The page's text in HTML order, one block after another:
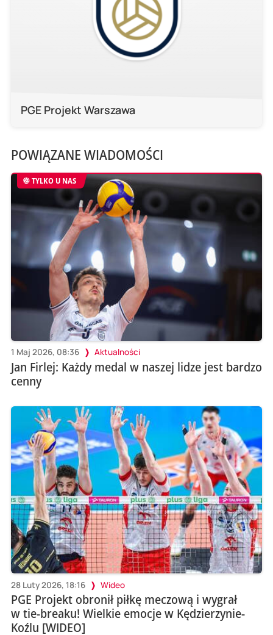
PGE Projekt Warszawa
POWIĄZANE WIADOMOŚCI
TYLKO U NAS
1 Maj 2026, 08:36 Aktualności
Jan Firlej: Każdy medal w naszej lidze jest bardzo
cenny
28 Luty 2026, 18:16 Wideo
PGE Projekt obronił piłkę meczową i wygrał
w tie-breaku! Wielkie emocje w Kędzierzynie-
Koźlu [WIDEO]